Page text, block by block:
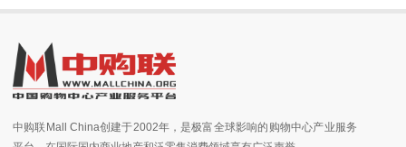
中购联Mall China创建于2002年，是极富全球影响的购物中心产业服务